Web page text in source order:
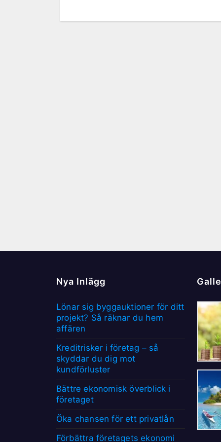
Nya Inlägg
Lönar sig byggauktioner för ditt
projekt? Så räknar du hem
affären
Kreditrisker i företag – så
skyddar du dig mot
kundförluster
Bättre ekonomisk överblick i
företaget
Öka chansen för ett privatlån
Förbättra företagets ekonomi